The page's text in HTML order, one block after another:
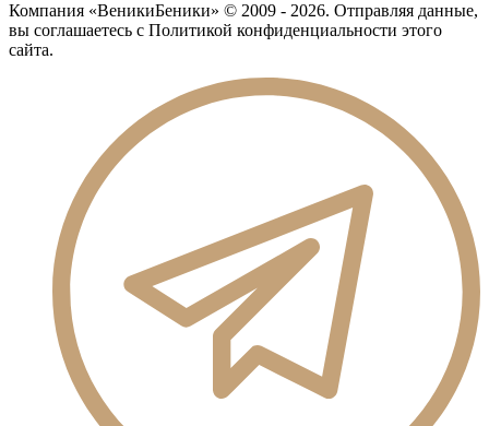
Компания «ВеникиБеники» © 2009 - 2026. Отправляя данные,
вы соглашаетесь с Политикой конфиденциальности этого
сайта.